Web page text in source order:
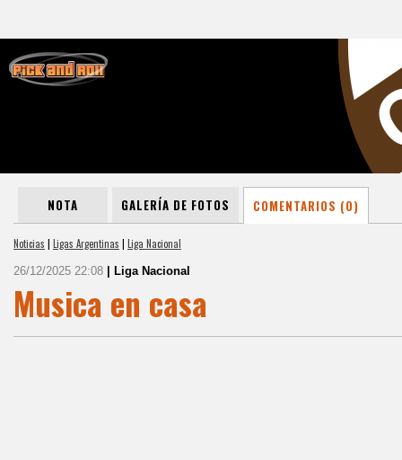
NOTA GALERÍA DE FOTOS COMENTARIOS (0)
Noticias | Ligas Argentinas | Liga Nacional
26/12/2025 22:08 | Liga Nacional
Musica en casa